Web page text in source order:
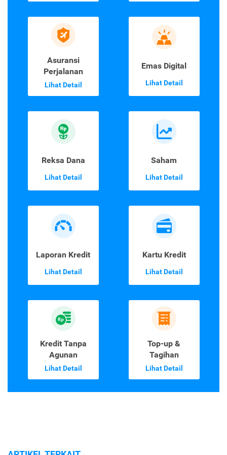
Asuransi
Perjalanan
Lihat Detail
Emas Digital
Lihat Detail
Reksa Dana
Lihat Detail
Saham
Lihat Detail
Laporan Kredit
Lihat Detail
Kartu Kredit
Lihat Detail
Kredit Tanpa
Agunan
Lihat Detail
Top-up &
Tagihan
Lihat Detail